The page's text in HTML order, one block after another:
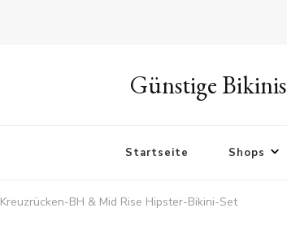
Günstige Bikinis
Startseite Shops
Kreuzrücken-BH & Mid Rise Hipster-Bikini-Set